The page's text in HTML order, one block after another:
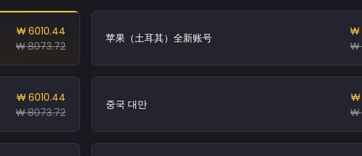
₩ 6010.44
₩ 8073.72
苹果（土耳其）全新账号
₩
₩
₩ 6010.44
₩ 8073.72
중국 대만
₩
₩